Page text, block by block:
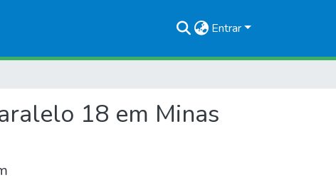
Entrar
18 em Minas